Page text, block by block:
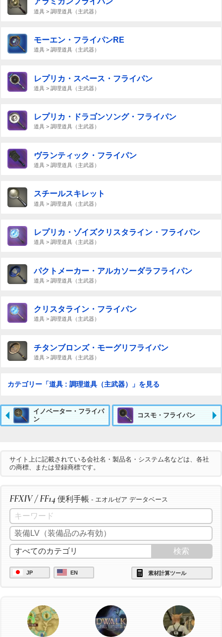
道具 > 調理道具（主武器）
モーエン・フライパンRE
道具 > 調理道具（主武器）
レプリカ・スペース・フライパン
道具 > 調理道具（主武器）
レプリカ・ドラゴンソング・フライパン
道具 > 調理道具（主武器）
ヴランティック・フライパン
道具 > 調理道具（主武器）
スチールスキレット
道具 > 調理道具（主武器）
レプリカ・ゾイズクリスタライン・フライパン
道具 > 調理道具（主武器）
パクトメーカー・アルカソーダラフライパン
道具 > 調理道具（主武器）
クリスタライン・フライパン
道具 > 調理道具（主武器）
チタンブロンズ・モーグリフライパン
道具 > 調理道具（主武器）
カテゴリー「道具 : 調理道具（主武器）」を見る
イノベーター・フライパ
ン
コスモ・フライパン
サイト上に記載されている会社名・製品名・システム名などは、各社
の商標、または登録商標です。
FFXIV / FF14 便利手帳 - エオルゼア データベース
JP EN 素材計算ツール